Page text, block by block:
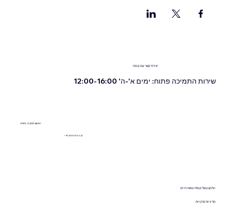
התקנון שלקופת עושה חיים
מדיניות פרטיות
ראשון לציון 13, נתניה
+972555076342
יצירת קשר עם קופה
שירות התמיכה פתוח: ימים א'-ה' 12:00-16:00